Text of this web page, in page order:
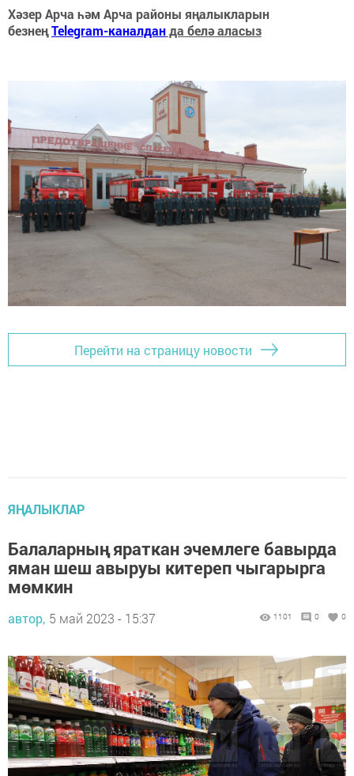
Хәзер Арча һәм Арча районы яңалыкларын
безнеңTelegram-каналданда белә аласыз
Перейти на страницу новости
ЯҢАЛЫКЛАР
Балаларның яраткан эчемлеге бавырда
яман шеш авыруы китереп чыгарырга
мөмкин
автор, 5 май 2023 - 15:37 1101 0 0